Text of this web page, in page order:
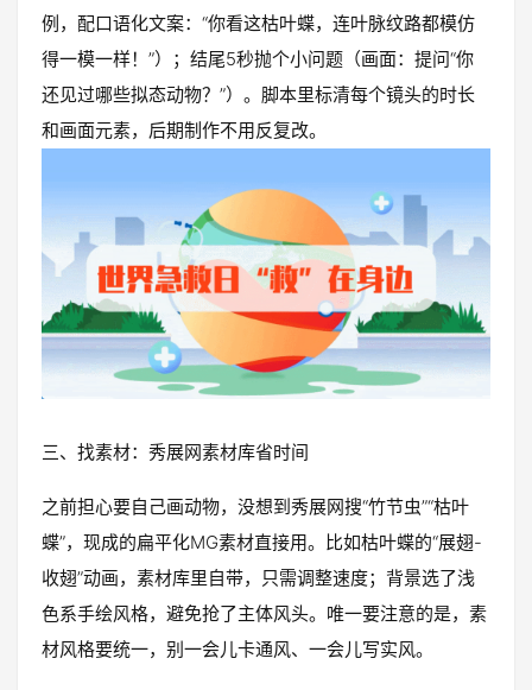
例，配口语化文案：“你看这枯叶蝶，连叶脉纹路都模仿
得一模一样！”）；结尾5秒抛个小问题（画面：提问“你
还见过哪些拟态动物？”）。脚本里标清每个镜头的时长
和画面元素，后期制作不用反复改。
三、找素材：秀展网素材库省时间
之前担心要自己画动物，没想到秀展网搜“竹节虫”“枯叶
蝶”，现成的扁平化MG素材直接用。比如枯叶蝶的“展翅-
收翅”动画，素材库里自带，只需调整速度；背景选了浅
色系手绘风格，避免抢了主体风头。唯一要注意的是，素
材风格要统一，别一会儿卡通风、一会儿写实风。